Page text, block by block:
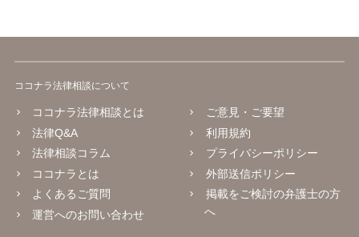
ココナラ法律相談について
ココナラ法律相談とは
法律Q&A
法律相談コラム
ココナラとは
よくあるご質問
運営へのお問い合わせ
ご意見・ご要望
利用規約
プライバシーポリシー
外部送信ポリシー
掲載をご検討の弁護士の方
へ